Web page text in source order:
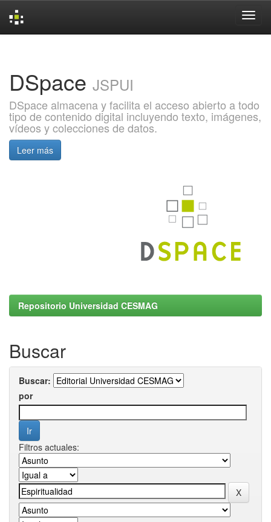
DSpace JSPUI
DSpace almacena y facilita el acceso abierto a todo
tipo de contenido digital incluyendo texto, imágenes,
vídeos y colecciones de datos.
Leer más
Repositorio Universidad CESMAG
Buscar
Buscar:
por
Filtros actuales: